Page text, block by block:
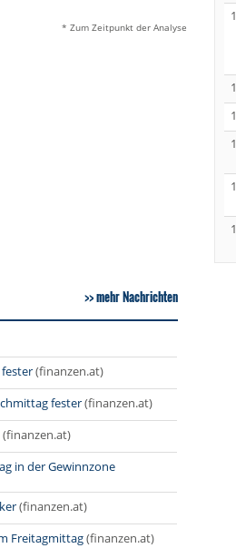
* Zum Zeitpunkt der Analyse
mehr Nachrichten
(finanzen.at)
fester(finanzen.at)
(finanzen.at)
in der Gewinnzone
(finanzen.at)
Freitagmittag(finanzen.at)